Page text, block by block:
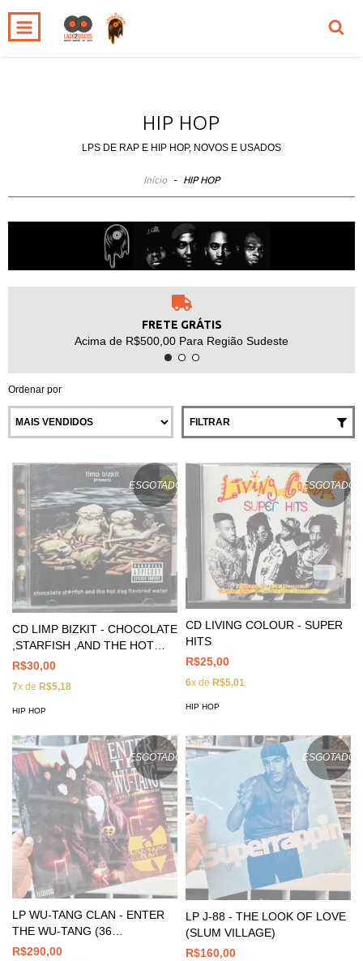
INÍCIO 0
HIP HOP
LPS DE RAP E HIP HOP, NOVOS E USADOS
Início - HIP HOP
FRETE GRÁTIS
Acima de R$500,00 Para Região Sudeste
Ordenar por
FILTRAR
ESGOTADO
CD LIMP BIZKIT - CHOCOLATE
,STARFISH ,AND THE HOT
DOG FLAVORED WATER
R$30,00
7x de R$5,18
HIP HOP
ESGOTADO
CD LIVING COLOUR - SUPER
HITS
R$25,00
6x de R$5,01
HIP HOP
ESGOTADO
LP WU-TANG CLAN - ENTER
THE WU-TANG (36
CHAMBERS)
R$290,00
ESGOTADO
LP J-88 - THE LOOK OF LOVE
(SLUM VILLAGE)
R$160,00